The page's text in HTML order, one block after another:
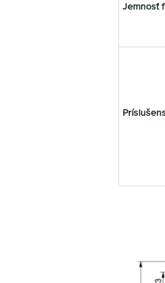
Jemnosť